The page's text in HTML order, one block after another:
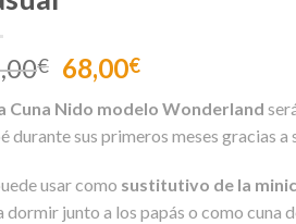
€ El
precio
original
era:
68,00€El
actual
es:
Cuna Nido modelo Wonderland
durante sus primeros meses gracias a
usar como sustitutivo de la
dormir junto a los papás o como cuna